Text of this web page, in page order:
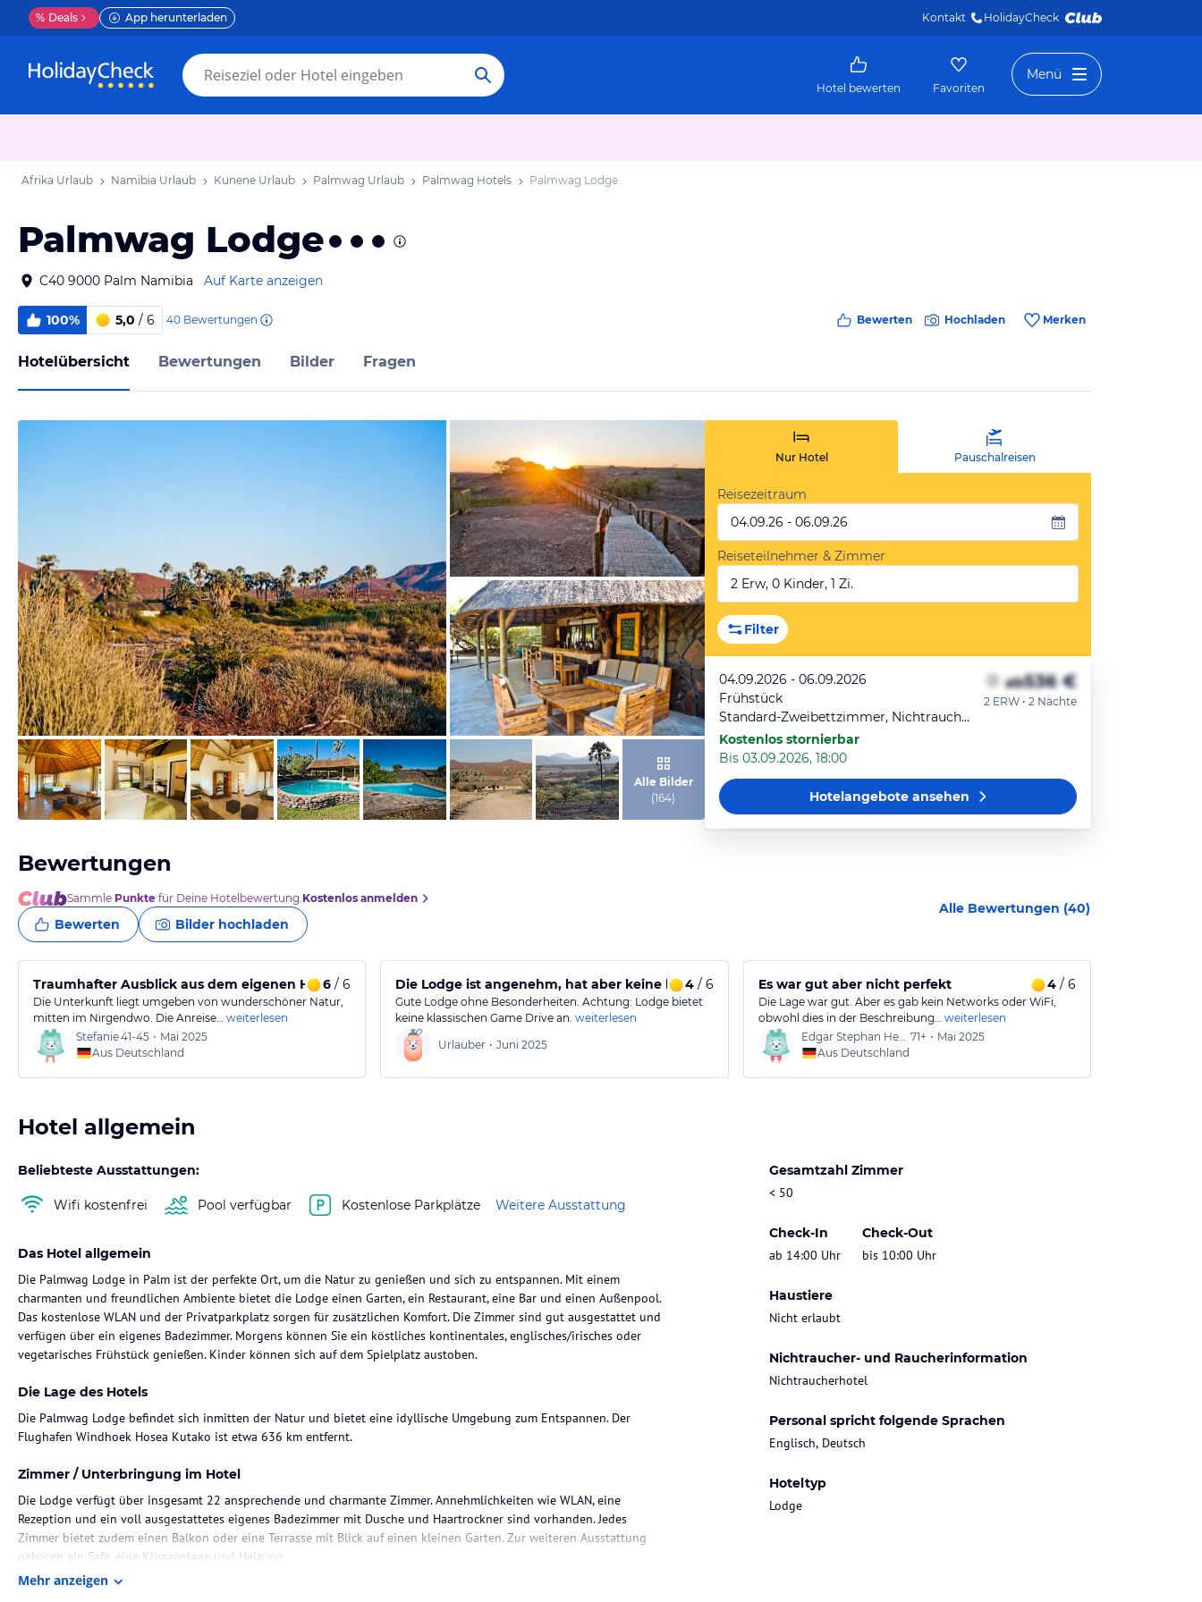
% Deals App herunterladen Kontakt HolidayCheck
Hotel bewerten Favoriten
Menü
Afrika Urlaub Namibia Urlaub Kunene Urlaub Palmwag Urlaub Palmwag Hotels Palmwag Lodge
Palmwag Lodge
C40 9000 Palm Namibia Auf Karte anzeigen
100% 5,0 / 6 40 Bewertungen Bewerten Hochladen Merken
Hotelübersicht Bewertungen Bilder Fragen
von Expedia
von Expedia
von Expedia
Alle Bilder
(164)
Nur Hotel Pauschalreisen
Reisezeitraum
04.09.26 - 06.09.26
Reiseteilnehmer & Zimmer
2 Erw, 0 Kinder, 1 Zi.
Filter
04.09.2026 - 06.09.2026
Frühstück
Standard-Zweibettzimmer, Nichtraucher, Bergblick
Kostenlos stornierbar
Bis 03.09.2026, 18:00
ab536 €
2 ERW • 2 Nächte
Hotelangeboteansehen
Bewertungen
Sammle Punkte für Deine Hotelbewertung.Kostenlos anmelden
Bewerten Bilder hochladen
Alle Bewertungen (40)
Traumhafter Ausblick aus dem eigenen Häuschen
6 / 6
Die Unterkunft liegt umgeben von wunderschöner Natur,
mitten im Nirgendwo. Die Anreise… weiterlesen
Stefanie41-45 • Mai 2025
Aus Deutschland
Die Lodge ist angenehm, hat aber keine klassischen Game Drives.
4/ 6
Gute Lodge ohne Besonderheiten. Achtung: Lodge bietet
keine klassischen Game Drive an. weiterlesen
Urlauber • Juni 2025
Es war gut aber nicht perfekt 4/ 6
Die Lage war gut. Aber es gab kein Networks oder WiFi,
obwohl dies in der Beschreibung… weiterlesen
Edgar Stephan Henry 71+ • Mai 2025
Aus Deutschland
Hotel allgemein
Beliebteste Ausstattungen:
Wifi kostenfrei Pool verfügbar Kostenlose Parkplätze Weitere Ausstattung
Gesamtzahl Zimmer
< 50
Check-In
ab 14:00 Uhr
Check-Out
bis 10:00 Uhr
Haustiere
Nicht erlaubt
Nichtraucher- und Raucherinformation
Nichtraucherhotel
Personal spricht folgende Sprachen
Englisch, Deutsch
Hoteltyp
Lodge
Das Hotel allgemein
Die Palmwag Lodge in Palm ist der perfekte Ort, um die Natur zu genießen und sich zu entspannen. Mit einem
charmanten und freundlichen Ambiente bietet die Lodge einen Garten, ein Restaurant, eine Bar und einen Außenpool.
Das kostenlose WLAN und der Privatparkplatz sorgen für zusätzlichen Komfort. Die Zimmer sind gut ausgestattet und
verfügen über ein eigenes Badezimmer. Morgens können Sie ein köstliches kontinentales, englisches/irisches oder
vegetarisches Frühstück genießen. Kinder können sich auf dem Spielplatz austoben.
Die Lage des Hotels
Die Palmwag Lodge befindet sich inmitten der Natur und bietet eine idyllische Umgebung zum Entspannen. Der
Flughafen Windhoek Hosea Kutako ist etwa 636 km entfernt.
Zimmer / Unterbringung im Hotel
Die Lodge verfügt über insgesamt 22 ansprechende und charmante Zimmer. Annehmlichkeiten wie WLAN, eine
Rezeption und ein voll ausgestattetes eigenes Badezimmer mit Dusche und Haartrockner sind vorhanden. Jedes
Zimmer bietet zudem einen Balkon oder eine Terrasse mit Blick auf einen kleinen Garten. Zur weiteren Ausstattung
gehören ein Safe, eine Klimaanlage und Heizung.
Mehr anzeigen